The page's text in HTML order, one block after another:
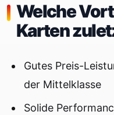
Welche
Karten
Gutes Preis-
der Mittelklasse
Solide